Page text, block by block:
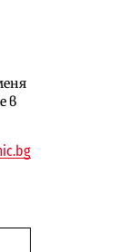
в
се